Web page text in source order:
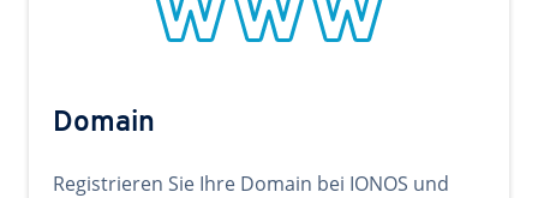
Domain
Registrieren Sie Ihre Domain bei IONOS und